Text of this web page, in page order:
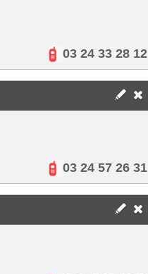
03 24 33 28 12
03 24 57 26 31